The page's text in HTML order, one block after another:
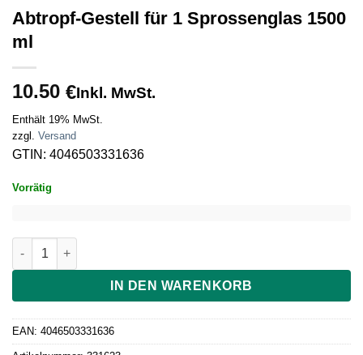
Abtropf-Gestell für 1 Sprossenglas 1500
ml
10.50 €Inkl. MwSt.
Enthält 19% MwSt.
zzgl. Versand
GTIN: 4046503331636
Vorrätig
Abtropf-Gestell für 1 Sprossenglas 1500 ml Menge
IN DEN WARENKORB
EAN: 4046503331636